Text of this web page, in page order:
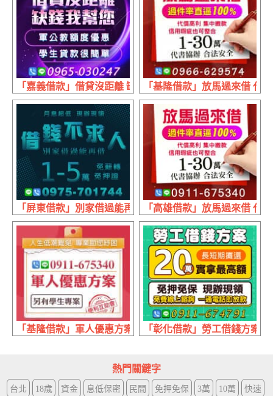
「嘉義借款」借貸沒距離 缺錢我幫您 | 軍公教額度優惠 學
「基隆借款」放馬過來借 代
「屏東借款」別家借過能再借 月息超低現辦現領 | 1~5萬 免
「高雄借款」放馬過來借 代
「基隆借款」軍人優惠方案 另有學生專案 | 便利互助會 專
「彰化借款」勞工借錢方案
熱門關鍵字
台北 18歲 資金 息低保密 民間 免押免保 3萬 10萬 快速